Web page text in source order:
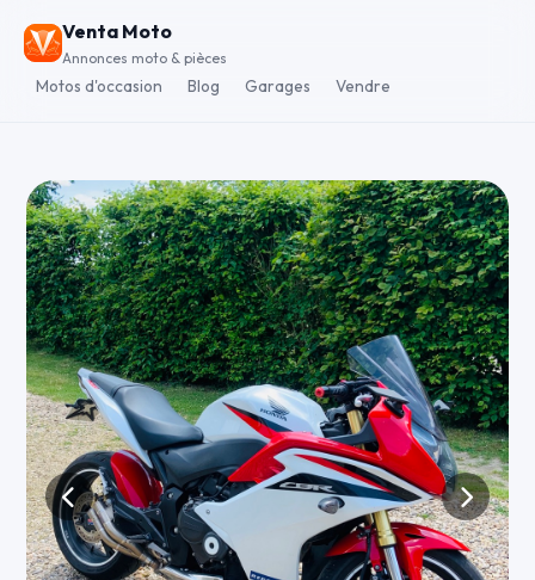
Venta Moto
Annonces moto & pièces
Motos d'occasion Blog Garages Vendre